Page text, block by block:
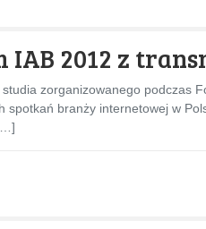
IAB 2012 z
zorganizowanego podczas
spotkań branży internetowej w